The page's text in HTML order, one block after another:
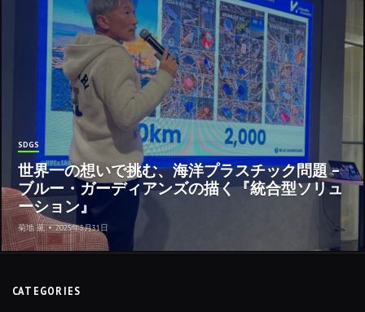
SDGS
世界一の想いで挑む、海洋プラスチック問題 –
ブルー・ガーディアンズの描く『統合型ソリュ
ーション』
菊地 薫 • 2025年3月31日
CATEGORIES